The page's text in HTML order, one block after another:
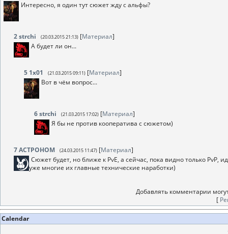
Интересно, я один тут сюжет жду с альфы?
2strchi (20.03.2015 21:13) [Материал]
А будет ли он...
5 1x01 (21.03.2015 09:11) [Материал]
Вот в чём вопрос...
6strchi (21.03.2015 17:02) [Материал]
Я бы не против кооператива с сюжетом)
7ACTPOHOM (24.03.2015 11:47) [Материал]
Сюжет будет, но ближе к PvE, а сейчас, пока видно только PvP,
уже многие их главные технические наработки)
Добавлять комментарии
[
Calendar